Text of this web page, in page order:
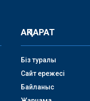
АҚПАРАТ
Біз туралы
Сайт ережесі
Байланыс